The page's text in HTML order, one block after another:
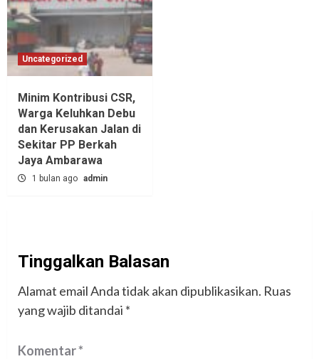
Uncategorized
Minim Kontribusi CSR,
Warga Keluhkan Debu
dan Kerusakan Jalan di
Sekitar PP Berkah
Jaya Ambarawa‎
1 bulan ago admin
Tinggalkan Balasan
Alamat email Anda tidak akan dipublikasikan. Ruas
yang wajib ditandai *
Komentar*